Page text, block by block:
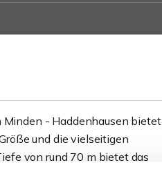
Minden - Haddenhausen bietet
und die vielseitigen
von rund 70 m bietet das
Einfamilienhaus über